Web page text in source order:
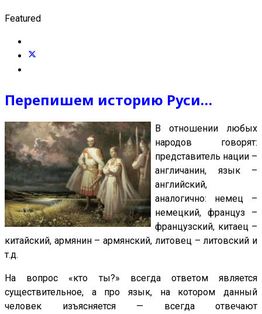
Featured
Перепишем историю Руси…
В отношении любых
народов говорят:
представитель нации –
англичанин, язык –
английский,
аналогично: немец –
немецкий, француз –
французский, китаец –
китайский, армянин – армянский, литовец – литовский и
т.д.
На вопрос «кто ты?» всегда ответом является
существительное, а про язык, на котором данный
человек изъясняется — всегда отвечают